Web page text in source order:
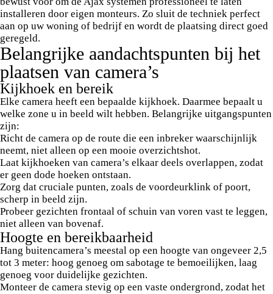
installeren door eigen monteurs. Zo sluit de techniek perfect
aan op uw woning of bedrijf en wordt de plaatsing direct goed
geregeld.
Belangrijke aandachtspunten bij het
plaatsen van camera’s
Kijkhoek en bereik
Elke camera heeft een bepaalde kijkhoek. Daarmee bepaalt u
welke zone u in beeld wilt hebben. Belangrijke uitgangspunten
zijn:
Richt de camera op de route die een inbreker waarschijnlijk
neemt, niet alleen op een mooie overzichtshot.
Laat kijkhoeken van camera’s elkaar deels overlappen, zodat
er geen dode hoeken ontstaan.
Zorg dat cruciale punten, zoals de voordeurklink of poort,
scherp in beeld zijn.
Probeer gezichten frontaal of schuin van voren vast te leggen,
niet alleen van bovenaf.
Hoogte en bereikbaarheid
Hang buitencamera’s meestal op een hoogte van ongeveer 2,5
tot 3 meter: hoog genoeg om sabotage te bemoeilijken, laag
genoeg voor duidelijke gezichten.
Monteer de camera stevig op een vaste ondergrond, zodat het